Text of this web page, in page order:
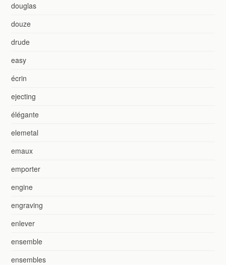
douglas
douze
drude
easy
écrin
ejecting
élégante
elemetal
emaux
emporter
engine
engraving
enlever
ensemble
ensembles